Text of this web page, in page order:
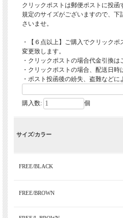
クリックポストは郵便ポストに投函
規定のサイズがございますので、下
さいませ。
・【６点以上】ご購入でクリック
変更致します。
・クリックポストの場合代金引換は
・クリックポストの場合、配送日時
・ポスト投函後の紛失、盗難などに
購入数: 個
サイズ/カラー
FREE/BLACK
FREE/BROWN